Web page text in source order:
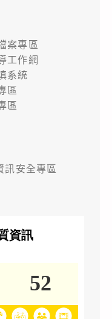
案專區
工作網
系統
區
區
訊安全專區